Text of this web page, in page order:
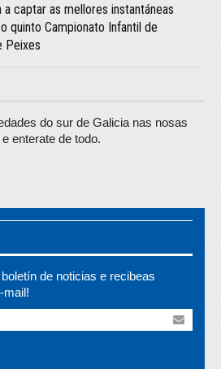
a captar as mellores instantáneas
quinto Campionato Infantil de
Peixes
do sur de Galicia nas nosas
enterate de todo.
de noticias e recibeas
mail!